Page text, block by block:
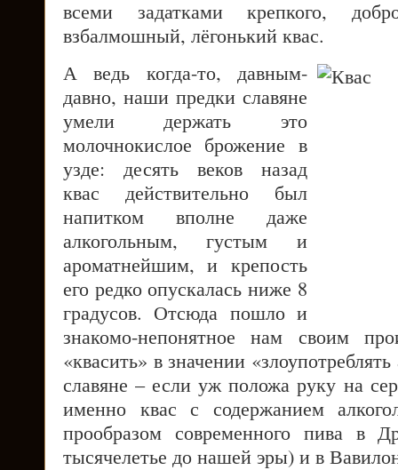
всеми задатками крепкого,
взбалмошный, лёгонький квас.
А ведь когда-то, давным-
давно, наши предки славяне
умели держать это
молочнокислое брожение в
узде: десять веков назад
квас действительно был
напитком вполне даже
алкогольным, густым и
ароматнейшим, и крепость
его редко опускалась ниже 8
градусов. Отсюда пошло и
знакомо-непонятное нам своим
«квасить» в значении
славяне – если уж положа руку на
именно квас с содержанием
прообразом современного пива в
тысячелетье до нашей эры) и в